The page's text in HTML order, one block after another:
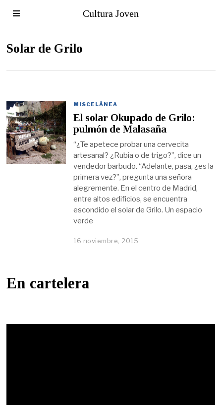
Cultura Joven
Solar de Grilo
MISCELÁNEA
El solar Okupado de Grilo:
pulmón de Malasaña
“¿Te apetece probar una cervecita
artesanal? ¿Rubia o de trigo?”, dice un
vendedor barbudo. “Adelante, pasa, ¿es la
primera vez?”, pregunta una señora
alegremente. En el centro de Madrid,
entre altos edificios, se encuentra
escondido el solar de Grilo. Un espacio
verde
16 noviembre, 2015
En cartelera